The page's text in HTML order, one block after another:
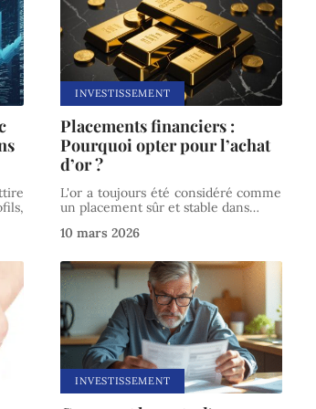
INVESTISSEMENT
Placements financiers :
Pourquoi opter pour l’achat
d’or ?
L'or a toujours été considéré comme
un placement sûr et stable dans…
10 mars 2026
INVESTISSEMENT